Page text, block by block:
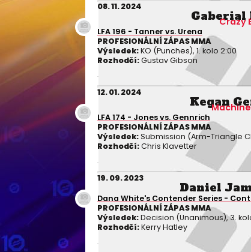
08. 11. 2024
Gaberial
Crazy
LFA 196 - Tanner vs. Urena
PROFESIONÁLNÍ ZÁPAS MMA
Výsledek:KO (Punches), 1. kolo 2:00
Rozhodčí:Gustav Gibson
12. 01. 2024
Kegan
LFA 174 - Jones vs. Gennrich
PROFESIONÁLNÍ ZÁPAS MMA
Výsledek:Submission (Arm-Triangle
Rozhodčí:Chris Klavetter
19. 09. 2023
Daniel
Dana White's Contender Series -
PROFESIONÁLNÍ ZÁPAS MMA
Výsledek:Decision (Unanimous), 3.
Rozhodčí:Kerry Hatley